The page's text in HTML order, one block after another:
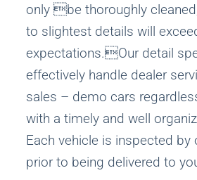
only be thoroughly
to slightest details will
expectations.Our detail
effectively handle dealer
sales – demo cars
with a timely and well
Each vehicle is inspected
prior to being delivered to